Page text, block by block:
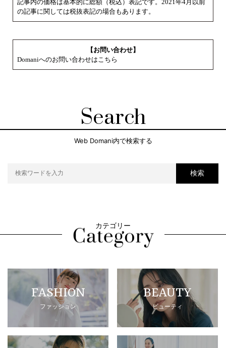
記事内の価格は基本的に総額（税込）表記です。2021年4月以前
の記事に関しては税抜表記の場合もあります。
【お問い合わせ】
Domaniへのお問い合わせはこちら
Search
Web Domani内で検索する
検索
カテゴリー
FASHION
ファッション
BEAUTY
ビューティ